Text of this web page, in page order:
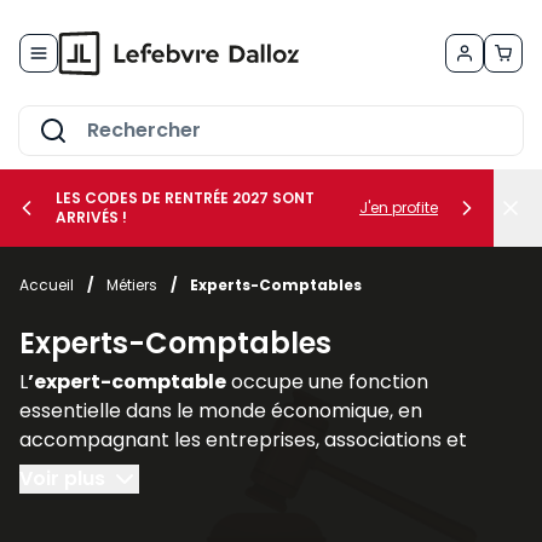
le sous-menu Vos métiers
le sous-menu Vos besoins
LES CODES DE RENTRÉE 2027 SONT
ARRIVÉS !
J'en profite
Accueil / Métiers / Experts-Comptables
Experts-Comptables
L’expert-comptableoccupe une fonction
essentielle dans le monde économique, en
accompagnant les entreprises, associations et
professions libérales dans la
obligations comptables, fiscales, sociales et